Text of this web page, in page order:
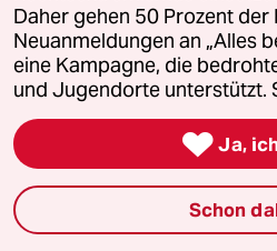
3 Nein zum Zivildienst
Hinterlistiger
Bundesregierung
4 Zwangsdienst als
Daher gehen 50 Prozent der
Neuanmeldungen an „Alles
eine Kampagne, die
und Jugendorte unterstützt.
 Ja,
Schon